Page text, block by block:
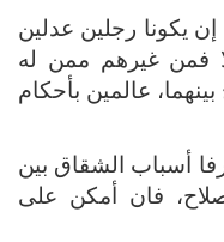
يكونا رجلين عدلين
فمن غيرهم ممن له
عالمين بأحكام
أسباب الشقاق بين
فان أمكن على